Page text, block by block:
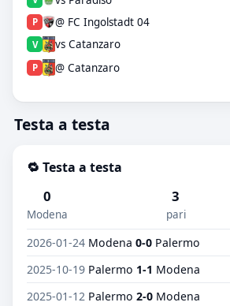
P @ FC Ingolstadt 04
V vs Catanzaro
P @ Catanzaro
Testa a testa
🔁 Testa a testa
0
Modena
3
pari
2026-01-24 Modena 0-0 Palermo
2025-10-19 Palermo 1-1 Modena
2025-01-12 Palermo 2-0 Modena